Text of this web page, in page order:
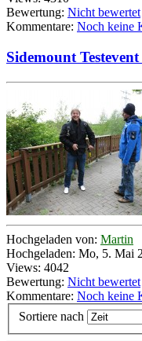
Bewertung: Nicht bewertet
Kommentare: Noch keine
Hochgeladen von: Martin
Hochgeladen: Mo, 5. Mai
Views: 4042
Bewertung: Nicht bewertet
Kommentare: Noch keine
Sortiere nach